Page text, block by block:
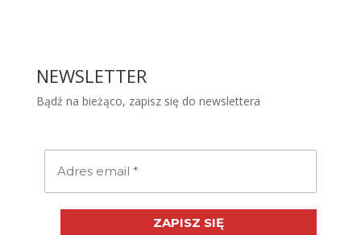
NEWSLETTER
Bądź na bieżąco, zapisz się do newslettera